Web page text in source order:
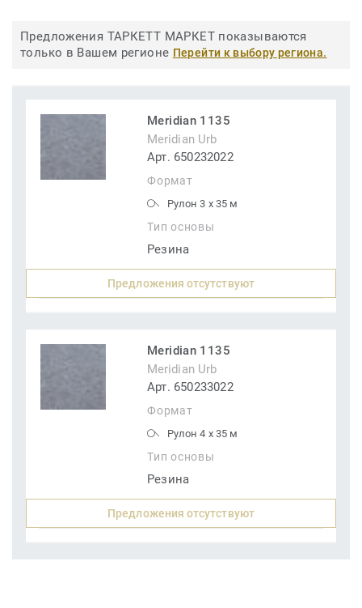
Предложения ТАРКЕТТ МАРКЕТ показываются
только в Вашем регионе Перейти к выбору региона.
Meridian 1135
Meridian Urb
Арт. 650232022
Формат
Рулон 3 x 35 м
Тип основы
Резина
Предложения отсутствуют
Meridian 1135
Meridian Urb
Арт. 650233022
Формат
Рулон 4 x 35 м
Тип основы
Резина
Предложения отсутствуют